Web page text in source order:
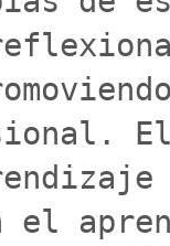
El
el